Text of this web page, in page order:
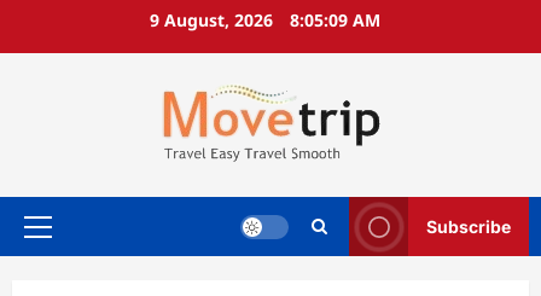
9 August, 2026 8:05:10 AM
Primary
Subscribe